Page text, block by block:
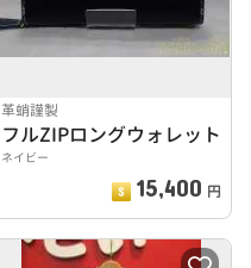
革蛸謹製
フルZIPロングウォレット
ネイビー
15,400 円